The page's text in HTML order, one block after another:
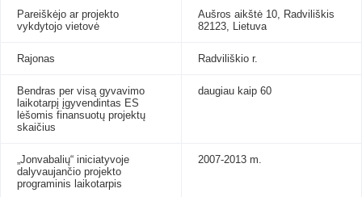
Pareiškėjo ar projekto
vykdytojo vietovė
Aušros aikštė 10, Radviliškis
82123, Lietuva
Rajonas Radviliškio r.
Bendras per visą gyvavimo
laikotarpį įgyvendintas ES
lėšomis finansuotų projektų
skaičius
daugiau kaip 60
„Jonvabalių“ iniciatyvoje
dalyvaujančio projekto
programinis laikotarpis
2007-2013 m.